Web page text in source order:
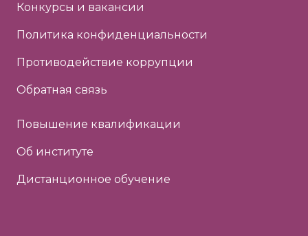
Конкурсы и вакансии
Политика конфиденциальности
Противодействие коррупции
Обратная связь
Повышение квалификации
Об институте
Дистанционное обучение